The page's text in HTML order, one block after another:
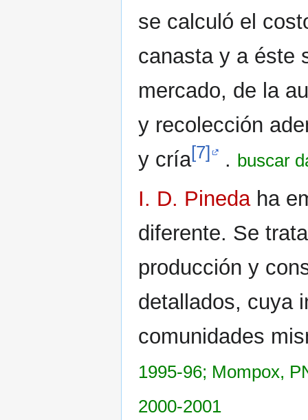
se calculó el
canasta y a éste
mercado, de la
y recolección
y cría[7] . buscar
I. D. Pinedaha
diferente. Se
producción y
detallados, cuya
comunidades
1995-96; Mompox,
2000-2001